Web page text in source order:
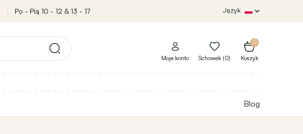
Po - Pią 10 - 12 & 13 - 17 Język
0
Koszyk
Moje konto Schowek (0)
Blog